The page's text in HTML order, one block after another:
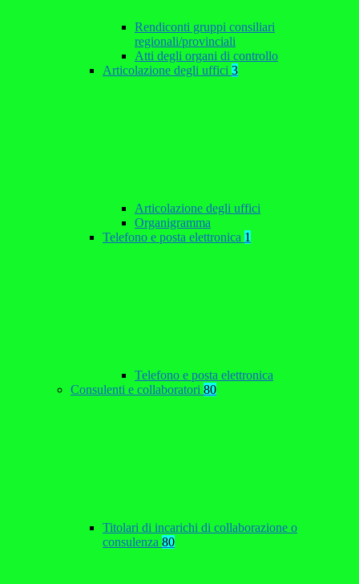
Rendiconti gruppi consiliari
regionali/provinciali
Atti degli organi di controllo
Articolazione degli uffici 3
Articolazione degli uffici
Organigramma
Telefono e posta elettronica 1
Telefono e posta elettronica
Consulenti e collaboratori 80
Titolari di incarichi di collaborazione o
consulenza 80